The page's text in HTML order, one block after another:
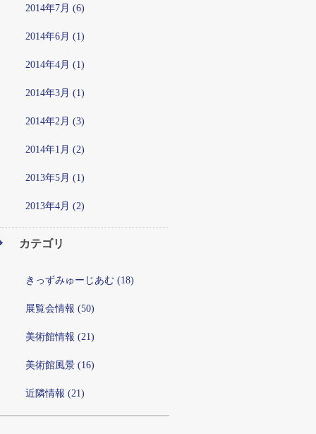
2014年7月 (6)
2014年6月 (1)
2014年4月 (1)
2014年3月 (1)
2014年2月 (3)
2014年1月 (2)
2013年5月 (1)
2013年4月 (2)
カテゴリ
きっずみゅーじあむ (18)
展覧会情報 (50)
美術館情報 (21)
美術館風景 (16)
近隣情報 (21)